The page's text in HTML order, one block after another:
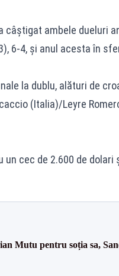
câştigat ambele dueluri
6-4, şi anul acesta în
la dublu, alături de
(Italia)/Leyre
cec de 2.600 de dolari
Mutu pentru soția sa,